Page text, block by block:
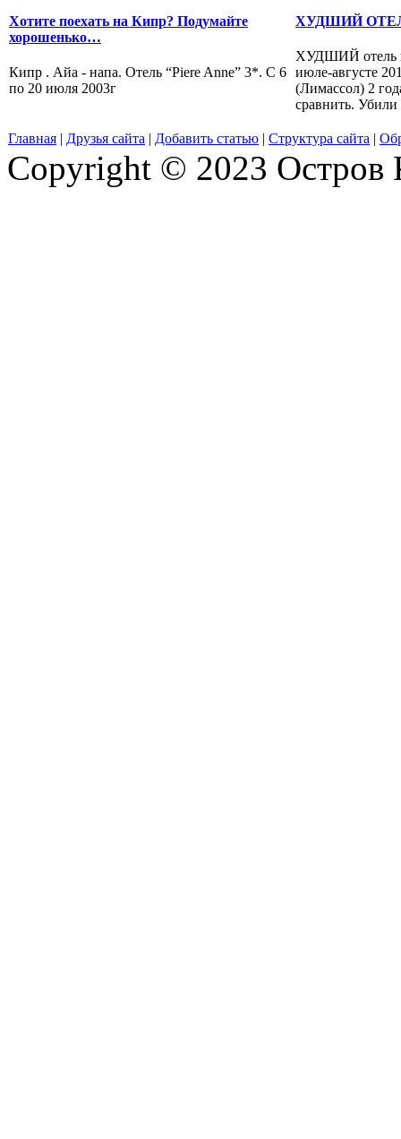
Хотите поехать на Кипр? Подумайте
хорошенько…
Кипр . Айа - напа. Отель “Piere Anne” 3*. С 6
по 20 июля 2003г
ХУДШИЙ
ХУДШИЙ отель
июле-августе
(Лимассол) 2
сравнить.
Главная | Друзья сайта | Добавить статью | Структура сайта |
Copyright © 2023 Остров